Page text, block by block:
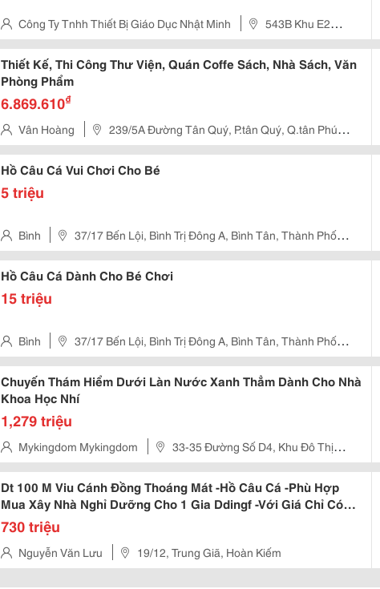
Đường Kích 120Cm Và Chiều Cao 80Cm Nên Hồ...
Công Ty Tnhh Thiết Bị Giáo Dục Nhật Minh
543B Khu E2
Tân Mai – Hoàng Mai – Hà Nội
Thiết Kế, Thi Công Thư Viện, Quán Coffe Sách, Nhà Sách, Văn
Phòng Phẩm
6.869.610₫
Vân Hoàng
239/5A Đường Tân Quý, P.tân Quý, Q.tân Phú,
Tp.hcm
Hồ Câu Cá Vui Chơi Cho Bé
5 triệu
Bình
37/17 Bến Lội, Bình Trị Đông A, Bình Tân, Thành Phố
Hồ Chí Minh
Hồ Câu Cá Dành Cho Bé Chơi
15 triệu
Bình
37/17 Bến Lội, Bình Trị Đông A, Bình Tân, Thành Phố
Hồ Chí Minh
Chuyến Thám Hiểm Dưới Làn Nước Xanh Thẳm Dành Cho Nhà
Khoa Học Nhí
1,279 triệu
Mykingdom Mykingdom
33-35 Đường Số D4, Khu Đô Thị
Mới Him Lam, Phường Tân Hưng, Quận 7, Tp. Hồ Chí Minh
Dt 100 M Viu Cánh Đồng Thoáng Mát -Hồ Câu Cá -Phù Hợp
Mua Xây Nhà Nghỉ Dưỡng Cho 1 Gia Ddingf -Với Giá Chỉ Có
Hơn 700Tr Xx -Xung Quanh Thoáng
730 triệu
Nguyễn Văn Lưu 19/12, Trung Giã, Hoàn Kiếm